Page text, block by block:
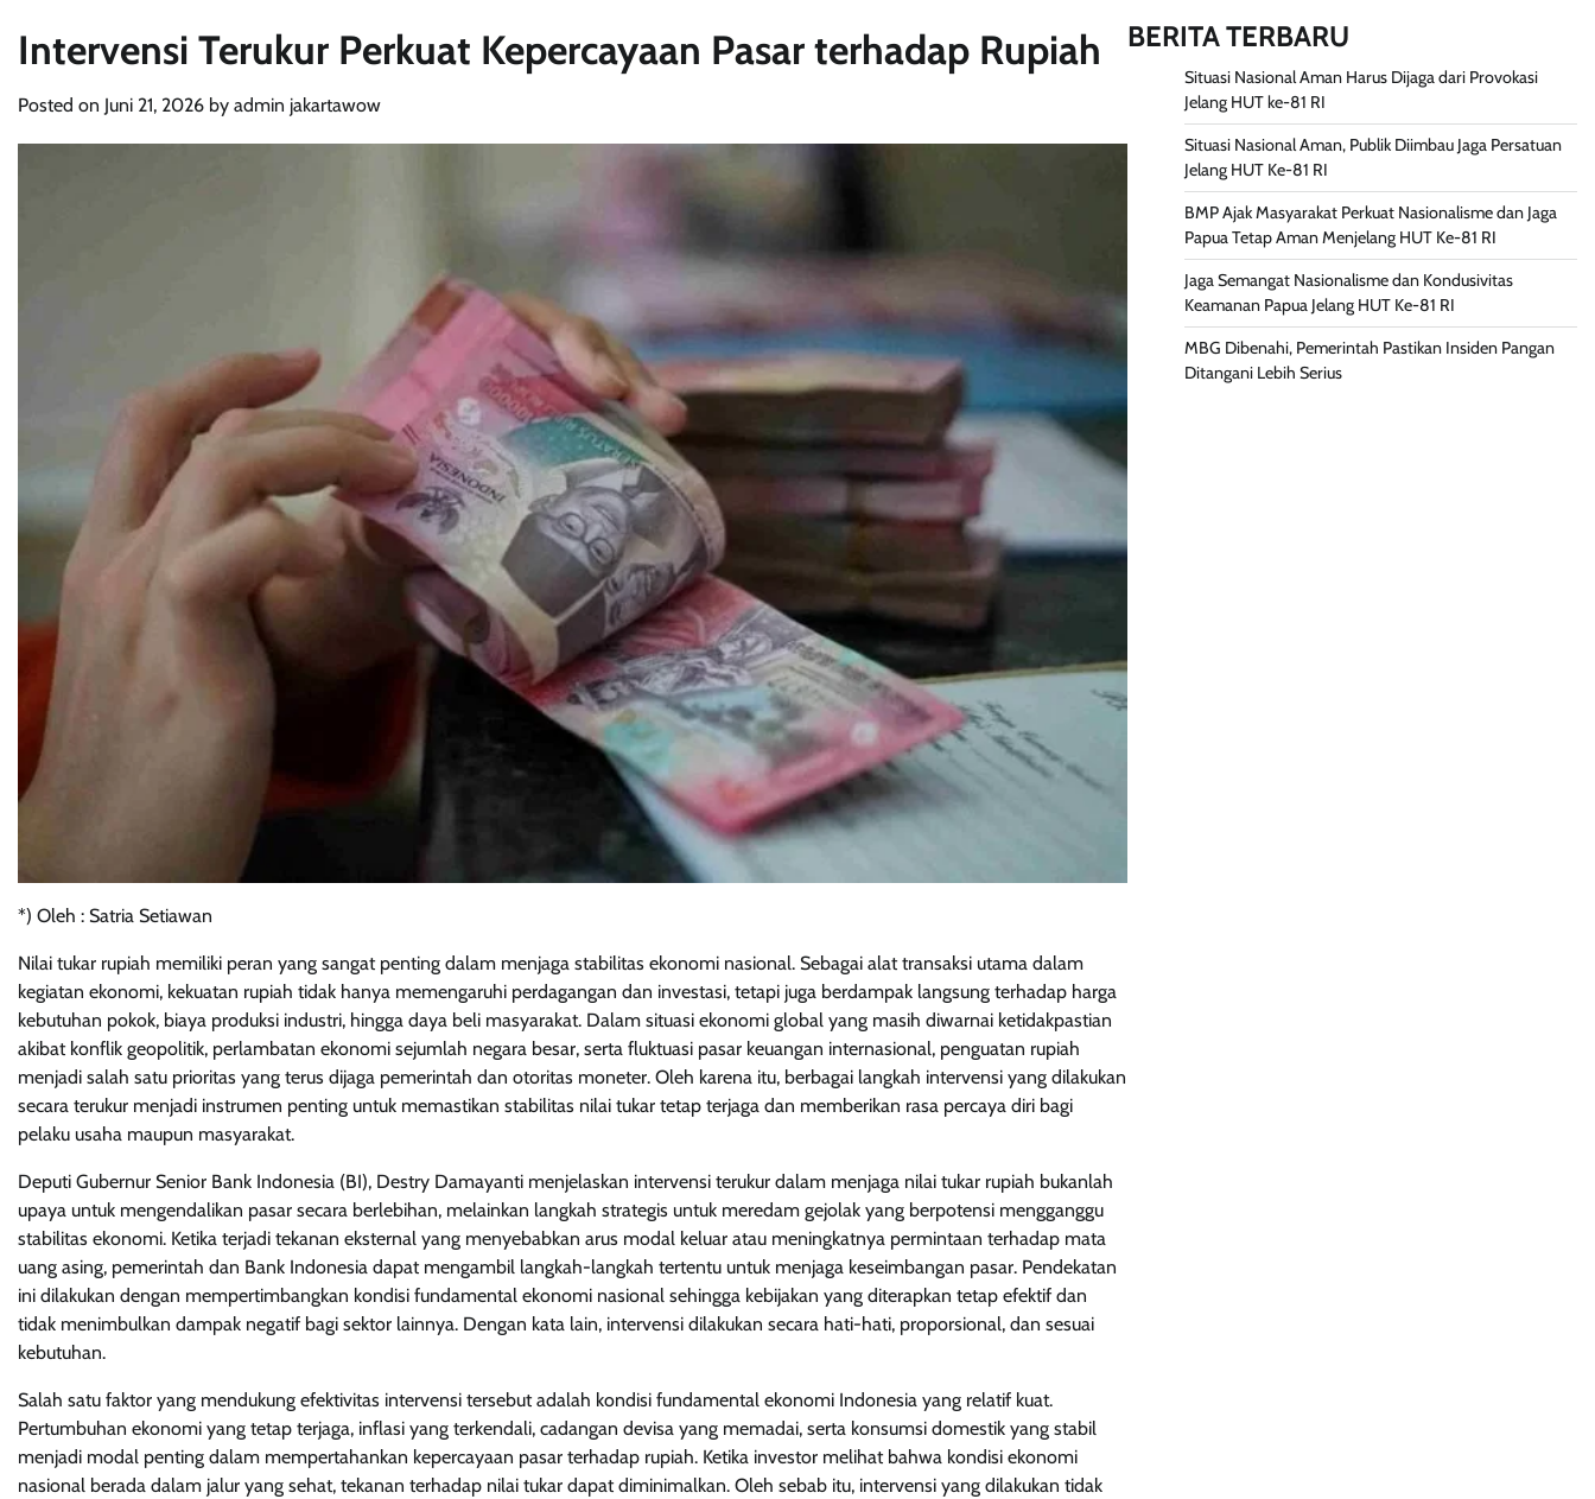
Intervensi Terukur Perkuat Kepercayaan Pasar terhadap Rupiah
Posted on Juni 21, 2026 by admin jakartawow
*) Oleh : Satria Setiawan
Nilai tukar rupiah memiliki peran yang sangat penting dalam menjaga stabilitas ekonomi nasional. Sebagai alat transaksi utama dalam
kegiatan ekonomi, kekuatan rupiah tidak hanya memengaruhi perdagangan dan investasi, tetapi juga berdampak langsung terhadap harga
kebutuhan pokok, biaya produksi industri, hingga daya beli masyarakat. Dalam situasi ekonomi global yang masih diwarnai ketidakpastian
akibat konflik geopolitik, perlambatan ekonomi sejumlah negara besar, serta fluktuasi pasar keuangan internasional, penguatan rupiah
menjadi salah satu prioritas yang terus dijaga pemerintah dan otoritas moneter. Oleh karena itu, berbagai langkah intervensi yang dilakukan
secara terukur menjadi instrumen penting untuk memastikan stabilitas nilai tukar tetap terjaga dan memberikan rasa percaya diri bagi
pelaku usaha maupun masyarakat.
Deputi Gubernur Senior Bank Indonesia (BI), Destry Damayanti menjelaskan intervensi terukur dalam menjaga nilai tukar rupiah bukanlah
upaya untuk mengendalikan pasar secara berlebihan, melainkan langkah strategis untuk meredam gejolak yang berpotensi mengganggu
stabilitas ekonomi. Ketika terjadi tekanan eksternal yang menyebabkan arus modal keluar atau meningkatnya permintaan terhadap mata
uang asing, pemerintah dan Bank Indonesia dapat mengambil langkah-langkah tertentu untuk menjaga keseimbangan pasar. Pendekatan
ini dilakukan dengan mempertimbangkan kondisi fundamental ekonomi nasional sehingga kebijakan yang diterapkan tetap efektif dan
tidak menimbulkan dampak negatif bagi sektor lainnya. Dengan kata lain, intervensi dilakukan secara hati-hati, proporsional, dan sesuai
kebutuhan.
Salah satu faktor yang mendukung efektivitas intervensi tersebut adalah kondisi fundamental ekonomi Indonesia yang relatif kuat.
Pertumbuhan ekonomi yang tetap terjaga, inflasi yang terkendali, cadangan devisa yang memadai, serta konsumsi domestik yang stabil
menjadi modal penting dalam mempertahankan kepercayaan pasar terhadap rupiah. Ketika investor melihat bahwa kondisi ekonomi
nasional berada dalam jalur yang sehat, tekanan terhadap nilai tukar dapat diminimalkan. Oleh sebab itu, intervensi yang dilakukan tidak
BERITA TERBARU
Situasi Nasional Aman Harus Dijaga dari Provokasi
Jelang HUT ke-81 RI
Situasi Nasional Aman, Publik Diimbau Jaga Persatuan
Jelang HUT Ke-81 RI
BMP Ajak Masyarakat Perkuat Nasionalisme dan Jaga
Papua Tetap Aman Menjelang HUT Ke-81 RI
Jaga Semangat Nasionalisme dan Kondusivitas
Keamanan Papua Jelang HUT Ke-81 RI
MBG Dibenahi, Pemerintah Pastikan Insiden Pangan
Ditangani Lebih Serius